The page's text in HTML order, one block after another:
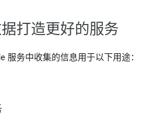
打造更好的服务
服务中收集的信息用于以下用途：